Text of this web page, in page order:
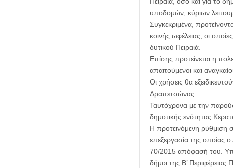
υποδομών, κύριων
Συγκεκριμένα,
κοινής ωφέλειας, οι
δυτικού Πειραιά.
Επίσης προτείνεται η
απαιτούμενοι και
Οι χρήσεις θα
Δραπετσώνας.
Ταυτόχρονα με την
δημοτικής ενότητας
Η προτεινόμενη ρύθμιση
επεξεργασία της οποίας
70/2015 απόφασή του.
δήμοι της Β’